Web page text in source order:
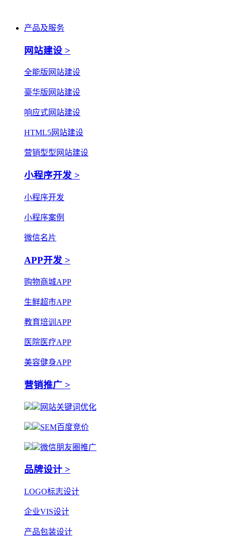
产品及服务
网站建设 >
全能版网站建设
豪华版网站建设
响应式网站建设
HTML5网站建设
营销型型网站建设
小程序开发 >
小程序开发
小程序案例
微信名片
APP开发 >
购物商城APP
生鲜超市APP
教育培训APP
医院医疗APP
美容健身APP
营销推广 >
网站关键词优化
SEM百度竞价
微信朋友圈推广
品牌设计 >
LOGO标志设计
企业VIS设计
产品包装设计